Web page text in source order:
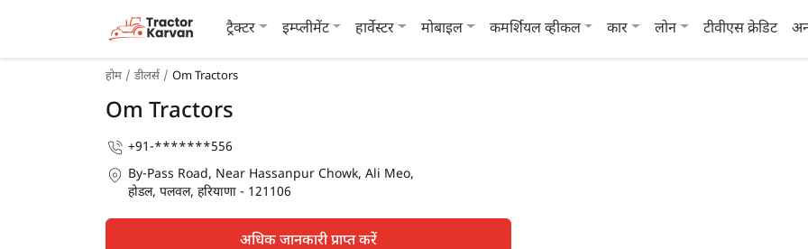
ट्रैक्टर इम्प्लीमेंट हार्वेस्टर मोबाइल कमर्शियल व्हीकल कार लोन टीवीएस क्रेडिट
होम डीलर्स Om Tractors
Om Tractors
+91-*******556
By-Pass Road, Near Hassanpur Chowk, Ali Meo,
होडल, पलवल, हरियाणा - 121106
अधिक जानकारी प्राप्त करें